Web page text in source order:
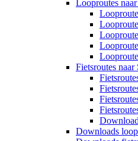
Looproutes
Fietsroutes naar
Downloads